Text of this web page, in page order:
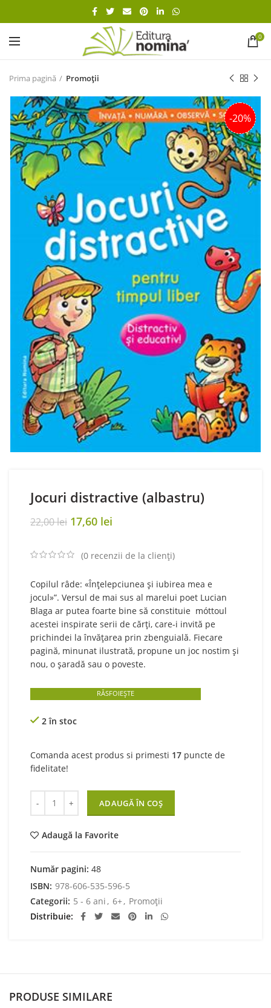
0
Prima pagină Promoții
-20%
Jocuri distractive (albastru)
22,00lei Original
22,00 lei.
17,60 lei
17,60 lei.
(0 recenzii de la clienți)
Copilul râde: «Înțelepciunea și iubirea mea e
jocul»”. Versul de mai sus al marelui poet Lucian
Blaga ar putea foarte bine să constituie móttoul
acestei inspirate serii de cărți, care-i invită pe
prichindei la învățarea prin zbenguială. Fiecare
pagină, minunat ilustrată, propune un joc nostim și
nou, o șaradă sau o poveste.
RĂSFOIEȘTE
2 în stoc
Comanda acest produs si primesti 17 puncte de
fidelitate!
Cantitate Jocuri distractive (albastru)
ADAUGĂ ÎN COȘ
Adaugă la Favorite
Număr pagini: 48
ISBN: 978-606-535-596-5
Categorii: 5 - 6 ani , 6+, Promoții
Distribuie
PRODUSE SIMILARE